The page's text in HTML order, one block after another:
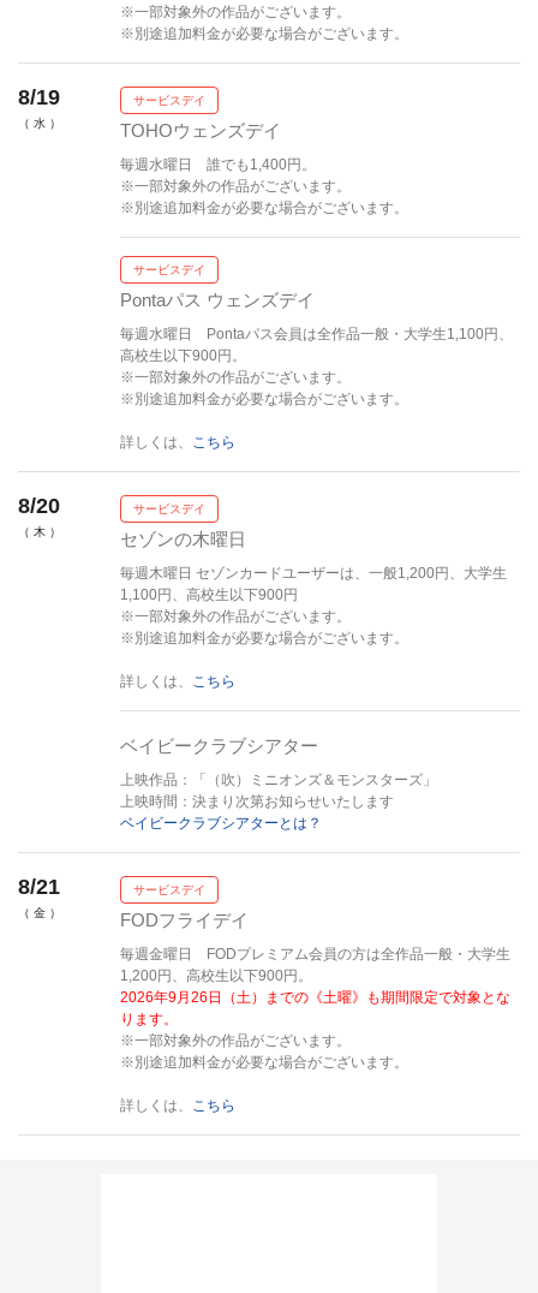
※一部対象外の作品がございます。
※別途追加料金が必要な場合がございます。
8/19
（ 水 ）
サービスデイ
TOHOウェンズデイ
毎週水曜日 誰でも1,400円。
※一部対象外の作品がございます。
※別途追加料金が必要な場合がございます。
サービスデイ
Pontaパス ウェンズデイ
毎週水曜日 Pontaパス会員は全作品一般・大学生1,100円、
高校生以下900円。
※一部対象外の作品がございます。
※別途追加料金が必要な場合がございます。
詳しくは、 こちら
8/20
（ 木 ）
サービスデイ
セゾンの木曜日
毎週木曜日 セゾンカードユーザーは、一般1,200円、大学生
1,100円、高校生以下900円
※一部対象外の作品がございます。
※別途追加料金が必要な場合がございます。
詳しくは、 こちら
ベイビークラブシアター
上映作品：「（吹）ミニオンズ＆モンスターズ」
上映時間：決まり次第お知らせいたします
ベイビークラブシアターとは？
8/21
（ 金 ）
サービスデイ
FODフライデイ
毎週金曜日 FODプレミアム会員の方は全作品一般・大学生
1,200円、高校生以下900円。
2026年9月26日（土）までの《土曜》も期間限定で対象とな
ります。
※一部対象外の作品がございます。
※別途追加料金が必要な場合がございます。
詳しくは、 こちら